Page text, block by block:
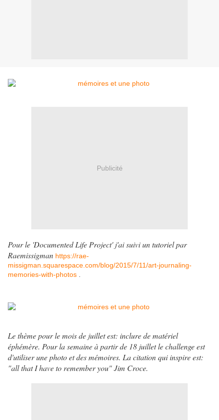
Publicité
Pour le 'Documented Life Project' j'ai suivi un tutoriel par
Raemissigman https://rae-
missigman.squarespace.com/blog/2015/7/11/art-journaling-
memories-with-photos
Le thème pour le mois de juillet est: inclure de matériel
éphémère. Pour la semaine à partir de 18 juillet le challenge est
d'utiliser une photo et des mémoires. La citation qui inspire est:
"all that I have to remember you" Jim Croce.